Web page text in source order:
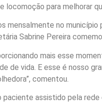
locomoção para melhorar
mensalmente no
Sabrine Pereira
mais esse
de vida. E esse é nosso
comentou.
assistido pela